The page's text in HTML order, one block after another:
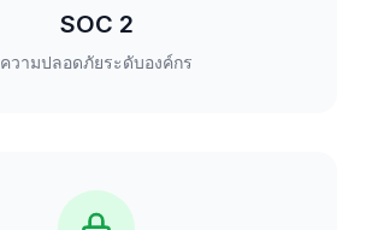
SOC 2
ความปลอดภัยระดับองค์กร